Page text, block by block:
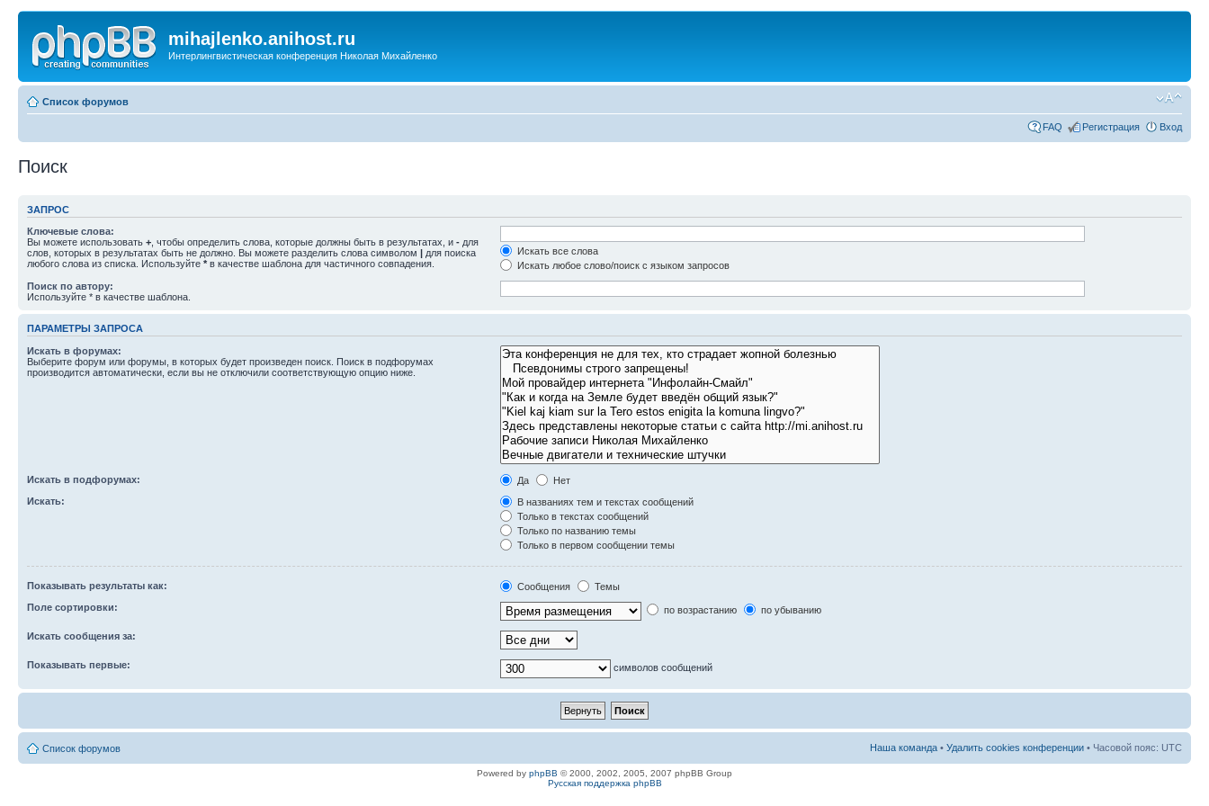
mihajlenko.anihost.ru
Интерлингвистическая конференция Николая Михайленко
Список форумов
FAQ Регистрация Вход
Поиск
ЗАПРОС
Ключевые слова:
Вы можете использовать + , чтобы определить слова, которые должны быть в результатах, и - для
слов, которых в результатах быть не должно. Вы можете разделить слова символом | для поиска
любого слова из списка. Используйте * в качестве шаблона для частичного совпадения.
Искать все слова
Искать любое слово/поиск с языком запросов
Поиск по автору:
Используйте * в качестве шаблона.
ПАРАМЕТРЫ ЗАПРОСА
Искать в форумах:
Выберите форум или форумы, в которых будет произведен поиск. Поиск в подфорумах
производится автоматически, если вы не отключили соответствующую опцию ниже.
Искать в подфорумах: Да
Нет
Искать:
В названиях тем и текстах сообщений
Только в текстах сообщений
Только по названию темы
Только в первом сообщении темы
Показывать результаты как: Сообщения
Темы
Поле сортировки:
по возрастанию по убыванию
Искать сообщения за:
Показывать первые: символов сообщений
Список форумов Наша команда • Удалить cookies конференции • Часовой пояс: UTC
Powered by phpBB © 2000, 2002, 2005, 2007 phpBB Group
Русская поддержка phpBB